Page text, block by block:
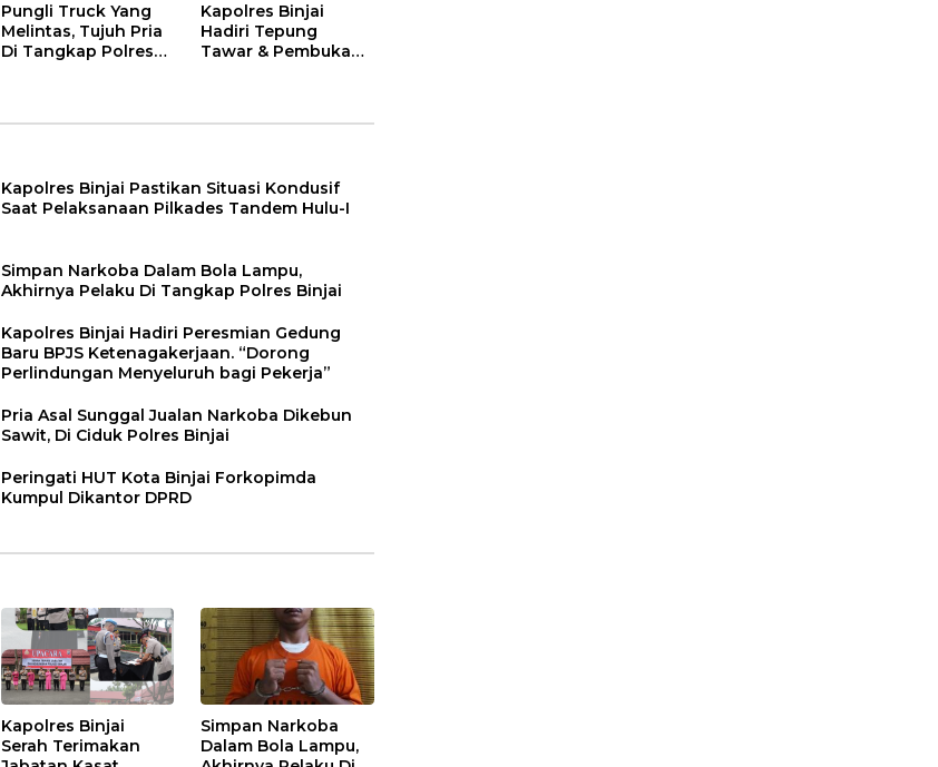
Pungli Truck Yang
Melintas, Tujuh Pria
Di Tangkap Polres
Kapolres Binjai
Hadiri Tepung
Tawar & Pembukaan
Kapolres Binjai Pastikan Situasi Kondusif
Saat Pelaksanaan Pilkades Tandem Hulu-I
Simpan Narkoba Dalam Bola Lampu,
Akhirnya Pelaku Di Tangkap Polres Binjai
Kapolres Binjai Hadiri Peresmian Gedung
Baru BPJS Ketenagakerjaan. “Dorong
Perlindungan Menyeluruh bagi Pekerja”
Pria Asal Sunggal Jualan Narkoba Dikebun
Sawit, Di Ciduk Polres Binjai
Peringati HUT Kota Binjai Forkopimda
Kumpul Dikantor DPRD
Kapolres Binjai
Serah Terimakan
Simpan Narkoba
Dalam Bola Lampu,